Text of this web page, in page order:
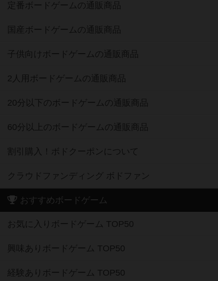
定番ボードゲームの通販商品
国産ボードゲームの通販商品
子供向けボードゲームの通販商品
2人用ボードゲームの通販商品
20分以下のボードゲームの通販商品
60分以上のボードゲームの通販商品
割引購入！ボドクーポンについて
クラウドファンディング ボドファン
おすすめボードゲーム
お気に入りボードゲーム TOP50
興味ありボードゲーム TOP50
経験ありボードゲーム TOP50